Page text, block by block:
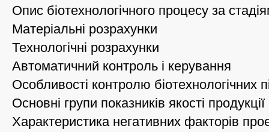
Опис біотехнологічного процесу за
Матеріальні розрахунки
Технологічні розрахунки
Автоматичний контроль і керування
Особливості контролю біотехнологічних
Основні групи показників якості продукції
Характеристика негативних факторів